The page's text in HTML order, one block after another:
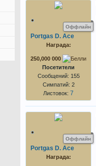
Оффлайн
Portgas D. Ace
Награда:
250,000 000
Посетители
Сообщений: 155
Симпатий: 2
Листовок: 7
Оффлайн
Portgas D. Ace
Награда: